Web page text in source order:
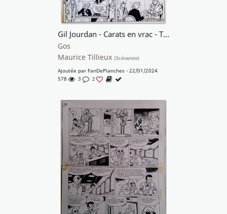
Gil Jourdan - Carats en vrac - T13 p.31
Gos
Maurice Tillieux (Scénariste)
Ajoutée par FanDePlanches - 22/01/2024
578
3 2